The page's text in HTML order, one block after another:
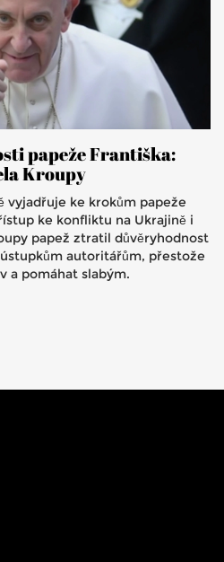
papeže Františka:
Kroupy
vyjadřuje ke krokům papeže
ke konfliktu na Ukrajině i
papež ztratil důvěryhodnost
autoritářům, přestože
a pomáhat slabým.